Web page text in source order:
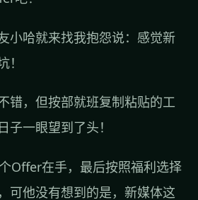
小哈就来找我抱怨说：感觉新
错，但按部就班复制粘贴的工
子一眼望到了头！
Offer在手，最后按照福利选择
可他没有想到的是，新媒体这